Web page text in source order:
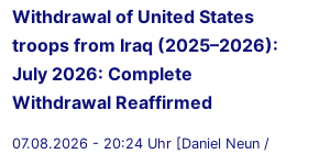
Withdrawal of United States
troops from Iraq (2025–2026):
July 2026: Complete
Withdrawal Reaffirmed
07.08.2026 - 20:24 Uhr [Daniel Neun /